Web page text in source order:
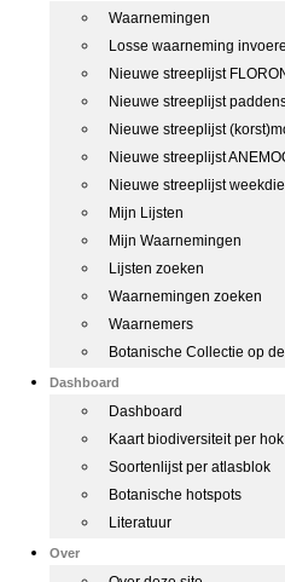
Waarnemingen
Losse waarneming
Nieuwe streeplijst
Nieuwe streeplijst
Nieuwe streeplijst
Nieuwe streeplijst
Nieuwe streeplijst
Mijn Lijsten
Mijn Waarnemingen
Lijsten zoeken
Waarnemingen zoeken
Waarnemers
Botanische Collectie op
Dashboard
Dashboard
Kaart biodiversiteit per hok
Soortenlijst per atlasblok
Botanische hotspots
Literatuur
Over